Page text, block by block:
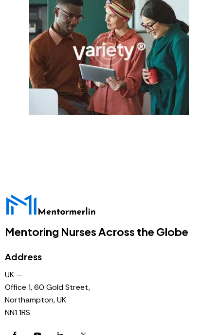
Mentoring Nurses Across the Globe
Address
UK —
Office 1, 60 Gold Street,
Northampton, UK
NN1 1RS